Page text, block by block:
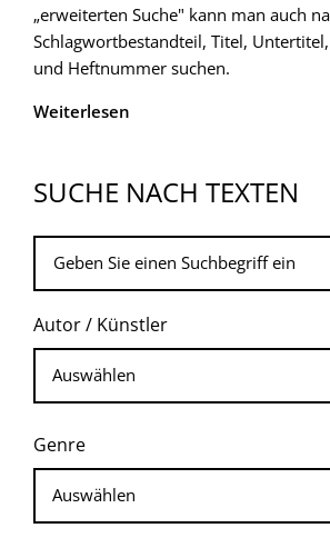
„erweiterten Suche" kann man auch
Schlagwortbestandteil, Titel, Untertitel,
und Heftnummer suchen.
Weiterlesen
SUCHE NACH TEXTEN
Autor / Künstler
Genre